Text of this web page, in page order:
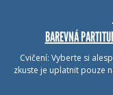
BAREVNÁ
Cvičení: Vyberte si
zkuste je uplatnit pouze